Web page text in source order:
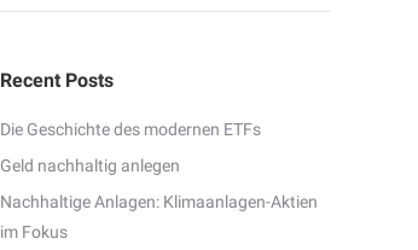
Recent Posts
Die Geschichte des modernen ETFs
Geld nachhaltig anlegen
Nachhaltige Anlagen: Klimaanlagen-Aktien
im Fokus